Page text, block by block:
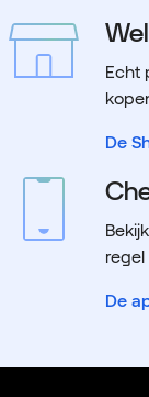
Echt
De
De